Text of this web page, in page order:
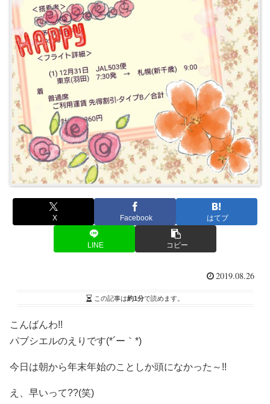
X Facebook はてブ
LINE コピー
2019.08.26
この記事は約1分で読めます。
こんばんわ!!
パブシエルのえりです(*´ー｀*)
今日は朝から年末年始のことしか頭になかった～!!
え、早いって??(笑)